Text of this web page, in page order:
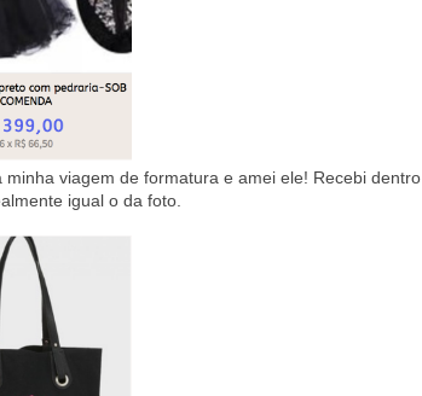
viagem de formatura e amei ele! Recebi dentro
igual o da foto.